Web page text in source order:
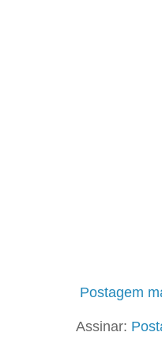
Postagem
Assinar: